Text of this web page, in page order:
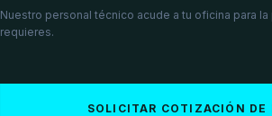
Nuestro personal técnico acude a tu oficina para
requieres.
SOLICITAR COTIZACIÓN DE